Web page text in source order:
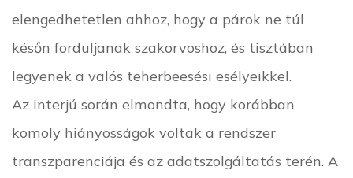
elengedhetetlen ahhoz, hogy a párok ne túl
későn forduljanak szakorvoshoz, és tisztában
legyenek a valós teherbeesési esélyeikkel.
Az interjú során elmondta, hogy korábban
komoly hiányosságok voltak a rendszer
transzparenciája és az adatszolgáltatás terén. A